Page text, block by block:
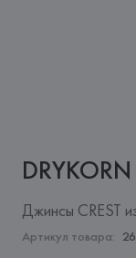
DRYKORN
Джинсы CREST
Артикул товара: